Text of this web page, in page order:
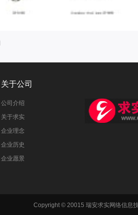
关于公司
公司介绍
关于求实
企业理念
企业历史
企业愿景
Copyright © 20015 瑞安求实网络信息